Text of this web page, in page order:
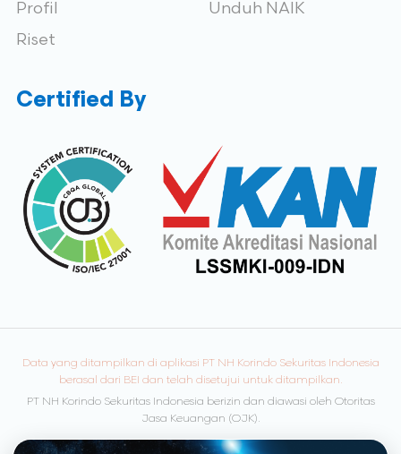
Profil
Riset
Unduh NAIK
Certified By
Data yang ditampilkan di aplikasi PT NH Korindo Sekuritas Indonesia
berasal dari BEI dan telah disetujui untuk ditampilkan.
PT NH Korindo Sekuritas Indonesia berizin dan diawasi oleh Otoritas
Jasa Keuangan (OJK).